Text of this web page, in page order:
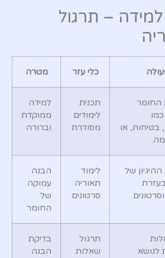
– תרגול
כלי עזר מטרה
החומר
בטיחות, או
תכנית
לימודים
מסודרת
למידה
ממוקדת
וברורה
של
לימוד
תאוריה
סרטונים
הבנה
עמוקה
של
החומר
לנושא
תרגול
שאלות
בדיקת
הבנה